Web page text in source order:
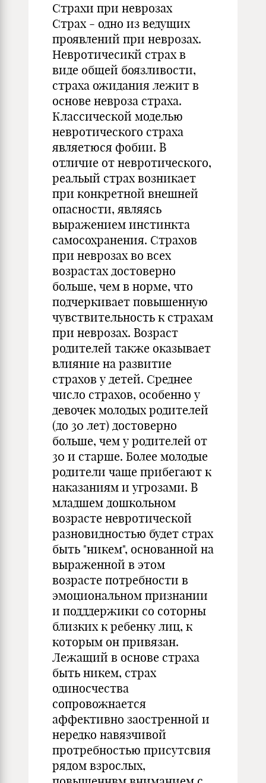
Страхи при неврозах
Страх - одно из ведущих
проявлений при неврозах.
Невротичесикй страх в
виде общей боязливости,
страха ожидания лежит в
основе невроза страха.
Классической моделью
невротического страха
являетюся фобии. В
отличие от невротического,
реальый страх возникает
при конкретной внешней
опасности, являясь
выражением инстинкта
самосохранения. Страхов
при неврозах во всех
возрастах достоверно
больше, чем в норме, что
подчеркивает повышенную
чувствительность к страхам
при неврозах. Возраст
родителей также оказывает
влияние на развитие
страхов у детей. Среднее
число страхов, особенно у
девочек молодых родителей
(до 30 лет) достоверно
больше, чем у родителей от
30 и старше. Более молодые
родители чаще прибегают к
наказаниям и угрозами. В
младшем дошкольном
возрасте невротической
разновидностью будет страх
быть "никем", основанной на
выраженной в этом
возрасте потребности в
эмоциональном признании
и подддержики со соторны
близких к ребенку лиц, к
которым он привязан.
Лежащий в основе страха
быть никем, страх
одиносчества
сопровожнается
аффективно заостренной и
нередко навязчивой
протребностью присутсвия
рядом взрослых,